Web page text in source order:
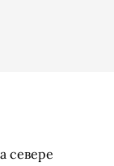
севере